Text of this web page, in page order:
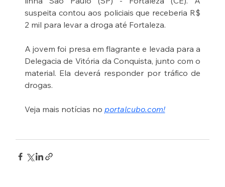
suspeita contou aos policiais que receberia R$
2 mil para levar a droga até Fortaleza.
A jovem foi presa em flagrante e levada para a
Delegacia de Vitória da Conquista, junto com o
material. Ela deverá responder por tráfico de
drogas.
Veja mais notícias no portalcubo.com!